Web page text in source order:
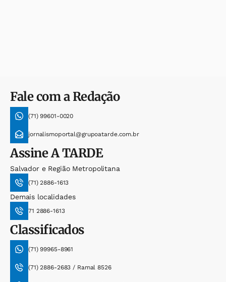
Fale com a Redação
(71) 99601-0020
jornalismoportal@grupoatarde.com.br
AssineA TARDE
Salvador e Região Metropolitana
(71) 2886-1613
Demais localidades
71 2886-1613
Classificados
(71) 99965-8961
(71) 2886-2683 / Ramal 8526